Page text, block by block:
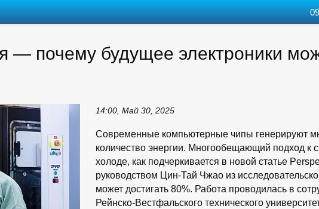
почему будущее электроники
14:00, Май 30, 2025
Современные компьютерные чипы генерируют
количество энергии. Многообещающий подход к
холоде, как подчеркивается в новой статье
руководством Цин-Тай Чжао из
может достигать 80%. Работа проводилась в
Рейнско-Вестфальского технического